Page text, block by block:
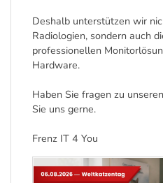
Deshalb unterstützen wir
Radiologien, sondern auch
professionellen
Hardware.
Haben Sie fragen zu
Sie uns gerne.
Frenz IT 4 You